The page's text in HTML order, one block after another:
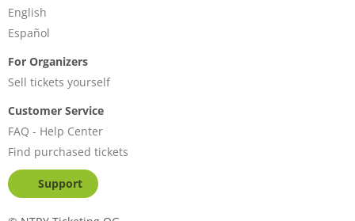
English
Español
For Organizers
Sell tickets yourself
Customer Service
FAQ - Help Center
Find purchased tickets
Support